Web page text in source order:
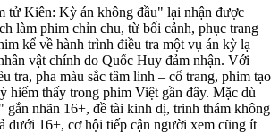
tử Kiên: Kỳ án không đầu" lại nhận được
làm phim chỉn chu, từ bối cảnh, phục trang
kể về hành trình điều tra một vụ án kỳ lạ
vật chính do Quốc Huy đảm nhận. Với
tra, pha màu sắc tâm linh – cổ trang, phim tạo
hiếm thấy trong phim Việt gần đây. Mặc dù
nhãn 16+, đề tài kinh dị, trinh thám không
dưới 16+, cơ hội tiếp cận người xem cũng ít